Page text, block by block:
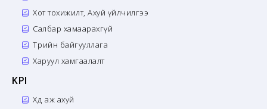
Хот тохижилт, Ахуй үйлчилгээ
Салбар хамаарахгүй
Төрийн байгууллага
Харуул хамгаалалт
KPI
Хөдөө аж ахуй